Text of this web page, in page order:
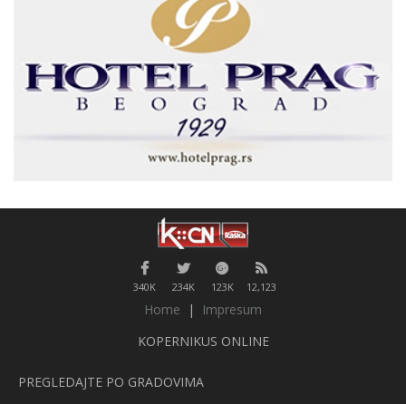
340K 234K 123K 12,123
Home |
Impresum
KOPERNIKUS ONLINE
PREGLEDAJTE PO GRADOVIMA